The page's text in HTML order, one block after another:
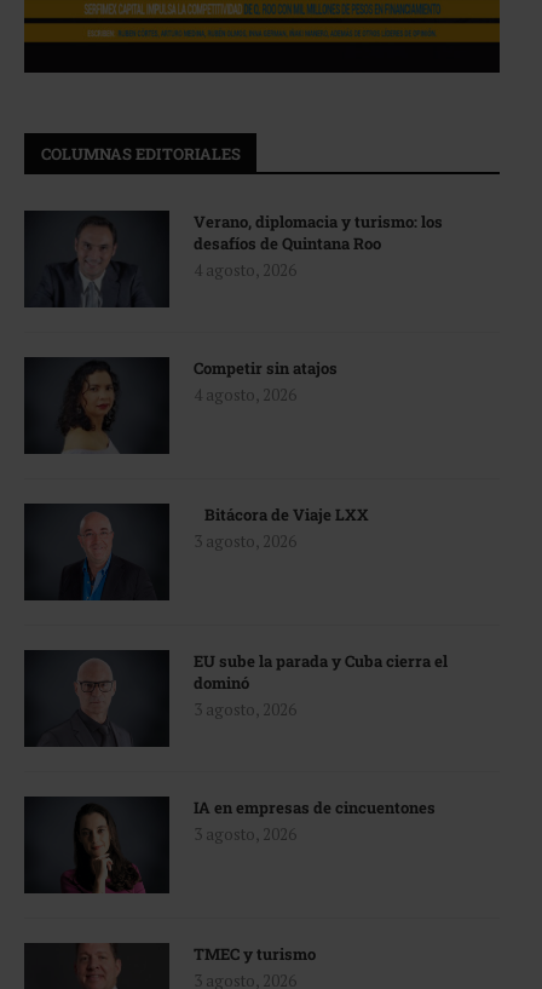
COLUMNAS EDITORIALES
Verano, diplomacia y turismo: los
desafíos de Quintana Roo
4 agosto, 2026
Competir sin atajos
4 agosto, 2026
Bitácora de Viaje LXX
3 agosto, 2026
EU sube la parada y Cuba cierra el
dominó
3 agosto, 2026
IA en empresas de cincuentones
3 agosto, 2026
TMEC y turismo
3 agosto, 2026